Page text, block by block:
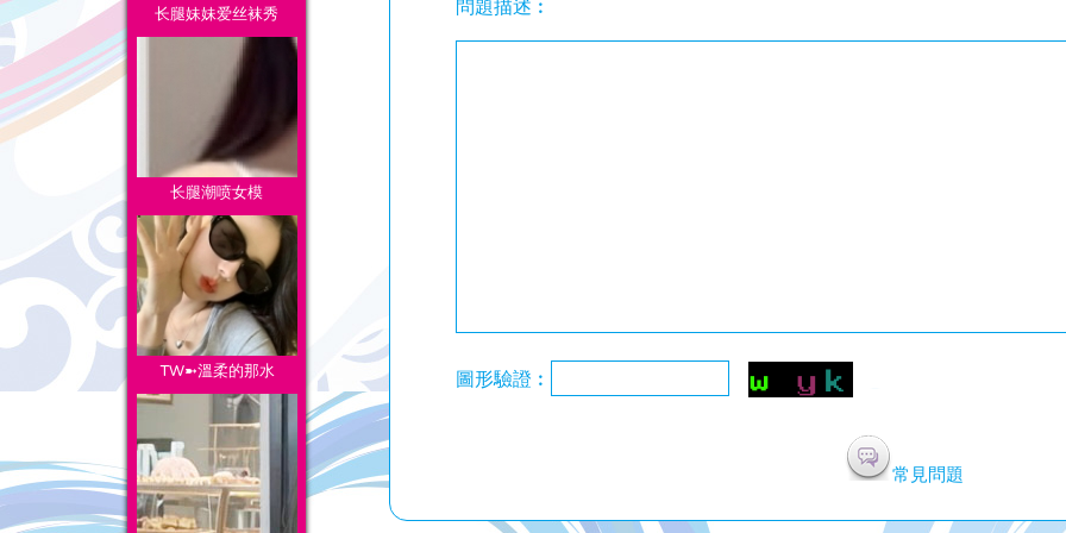
长腿妹妹爱丝袜秀
长腿潮喷女模
TW➼溫柔的那水
問題描述︰
圖形驗證︰
常見問題